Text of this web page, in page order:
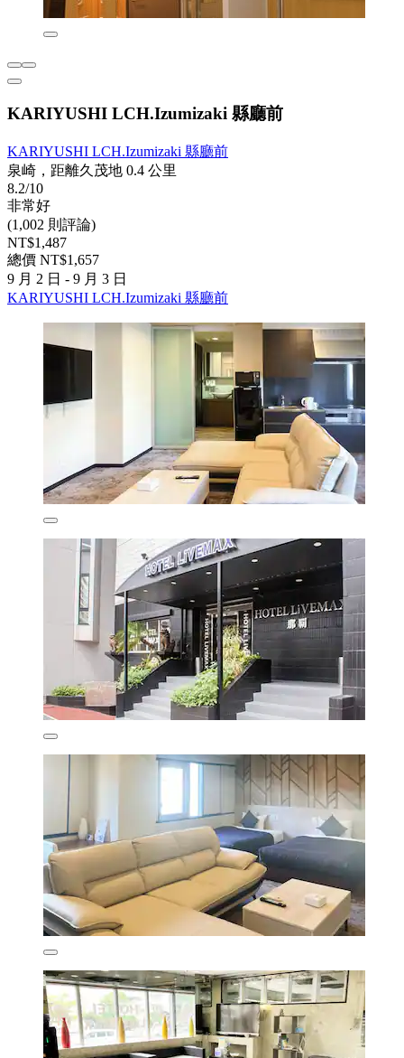
KARIYUSHI LCH.Izumizaki 縣廳前
KARIYUSHI LCH.Izumizaki 縣廳前
泉崎，距離久茂地 0.4 公里
8.2/10
非常好
(1,002 則評論)
NT$1,487
總價 NT$1,657
9 月 2 日 - 9 月 3 日
KARIYUSHI LCH.Izumizaki 縣廳前